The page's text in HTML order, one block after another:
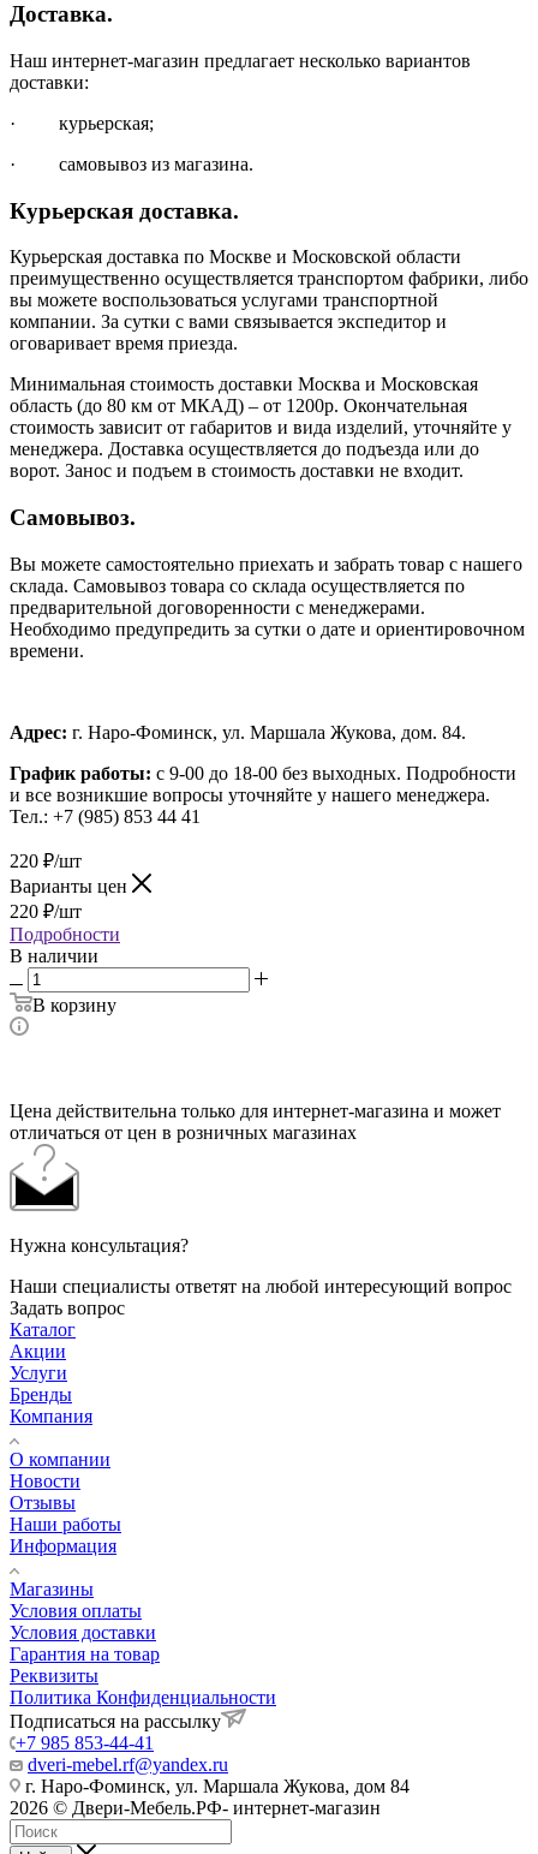
Доставка.
Наш интернет-магазин предлагает несколько вариантов
доставки:
· курьерская;
· самовывоз из магазина.
Курьерская доставка.
Курьерская доставка по Москве и Московской области
преимущественно осуществляется транспортом фабрики, либо
вы можете воспользоваться услугами транспортной
компании. За сутки с вами связывается экспедитор и
оговаривает время приезда.
Минимальная стоимость доставки Москва и Московская
область (до 80 км от МКАД) – от 1200р. Окончательная
стоимость зависит от габаритов и вида изделий, уточняйте у
менеджера. Доставка осуществляется до подъезда или до
ворот. Занос и подъем в стоимость доставки не входит.
Самовывоз.
Вы можете самостоятельно приехать и забрать товар с нашего
склада. Самовывоз товара со склада осуществляется по
предварительной договоренности с менеджерами.
Необходимо предупредить за сутки о дате и ориентировочном
времени.
Адрес: г. Наро-Фоминск, ул. Маршала Жукова, дом. 84.
График работы: с 9-00 до 18-00 без выходных. Подробности
и все возникшие вопросы уточняйте у нашего менеджера.
Тел.: +7 (985) 853 44 41
220 ₽/шт
Варианты цен
220 ₽/шт
Подробности
В наличии
В корзину
Цена действительна только для интернет-магазина и может
отличаться от цен в розничных магазинах
Нужна консультация?
Наши специалисты ответят на любой интересующий вопрос
Задать вопрос
Каталог
Акции
Услуги
Бренды
Компания
О компании
Новости
Отзывы
Наши работы
Информация
Магазины
Условия оплаты
Условия доставки
Гарантия на товар
Реквизиты
Политика Конфиденциальности
Подписаться на рассылку
+7 985 853-44-41
dveri-mebel.rf@yandex.ru
г. Наро-Фоминск, ул. Маршала Жукова, дом 84
2026 © Двери-Мебель.РФ- интернет-магазин